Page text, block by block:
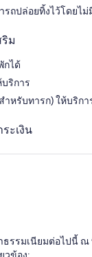
รถปล่อยทิ้งไว้โดยไ
ริม
กได้
บริการ
ำหรับทารก) ให้บริก
ะเงิน
รรมเนียมต่อไปนี้ ณ